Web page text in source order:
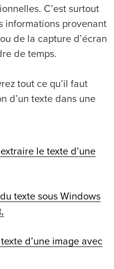
C’est surtout
informations provenant
de la capture d’écran
de temps.
tout ce qu’il faut
d’un texte dans une
le texte d’une
texte sous Windows
d’une image avec